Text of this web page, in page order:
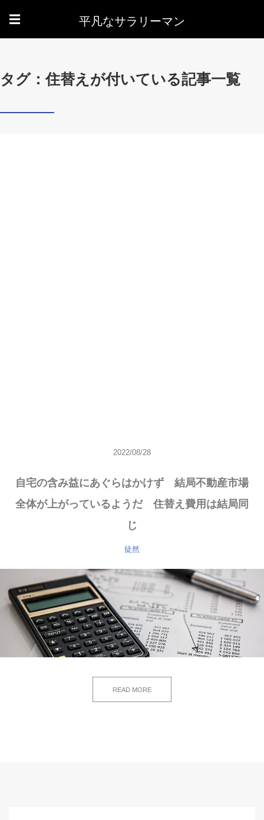
☰ 平凡なサラリーマン
タグ：住替えが付いている記事一覧
2022/08/28
自宅の含み益にあぐらはかけず 結局不動産市場
全体が上がっているようだ 住替え費用は結局同
じ
徒然
READ MORE